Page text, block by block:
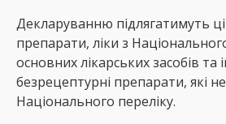
Декларуванню підлягатимуть
препарати, ліки з
основних лікарських засобів та
безрецептурні препарати, які
Національного переліку.